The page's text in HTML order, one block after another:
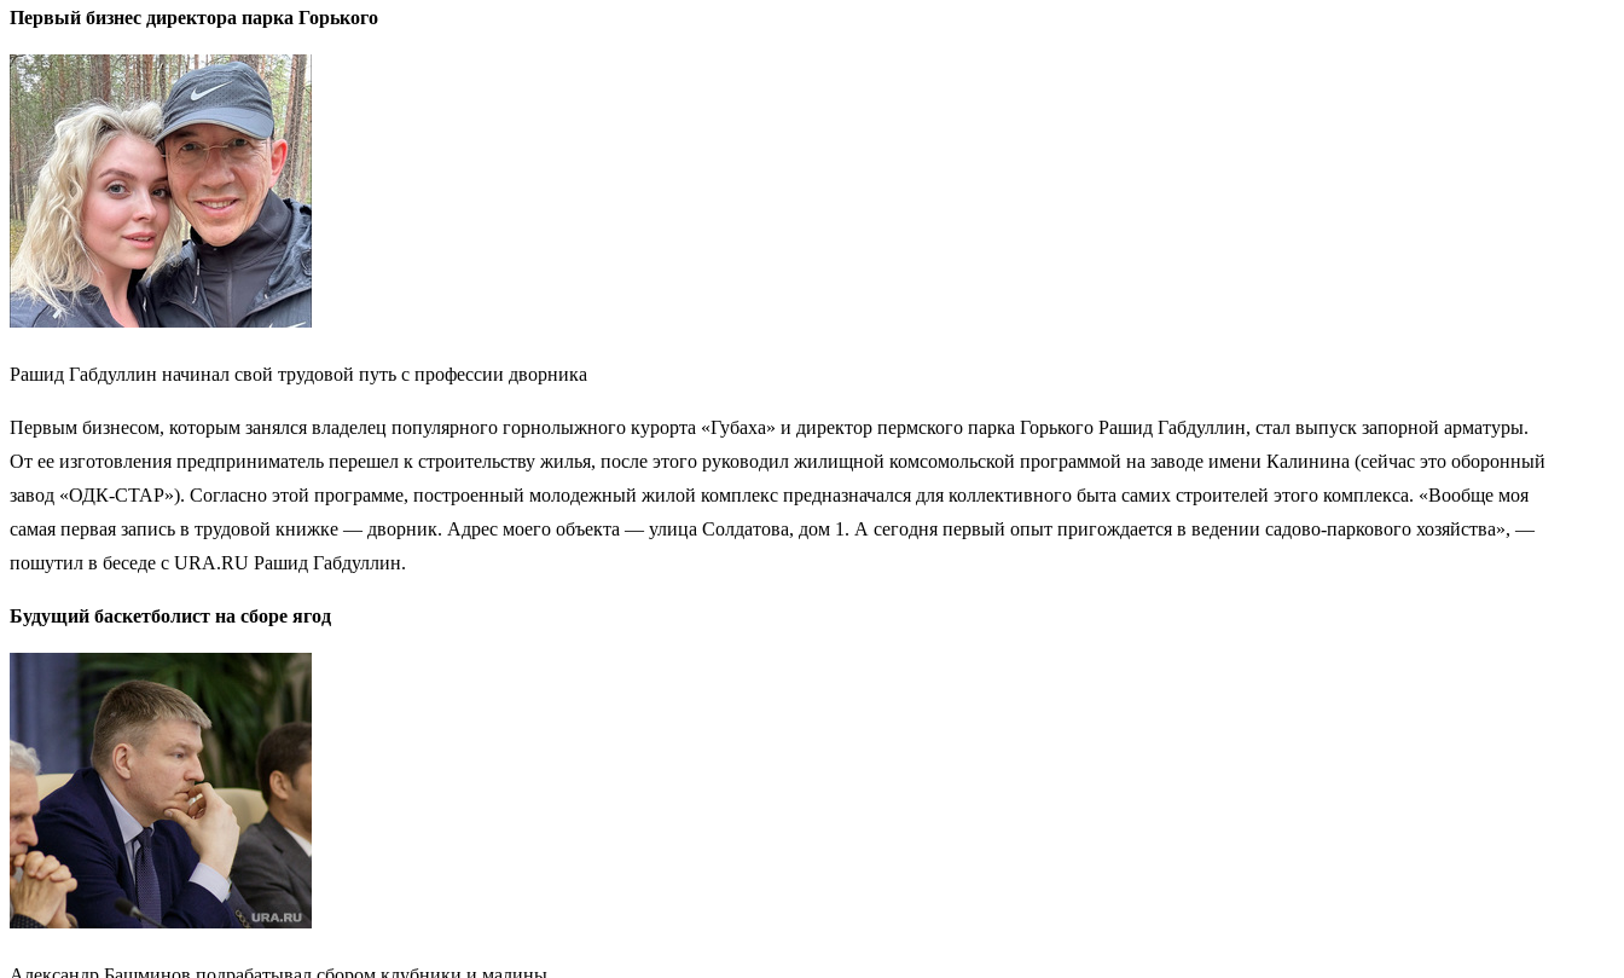
Первый бизнес директора парка Горького
Рашид Габдуллин начинал свой трудовой путь с профессии дворника
Первым бизнесом, которым занялся владелец популярного горнолыжного курорта «Губаха» и директор пермского парка Горького Рашид Габдуллин, стал выпуск запорной арматуры.
От ее изготовления предприниматель перешел к строительству жилья, после этого руководил жилищной комсомольской программой на заводе имени Калинина (сейчас это оборонный
завод «ОДК-СТАР»). Согласно этой программе, построенный молодежный жилой комплекс предназначался для коллективного быта самих строителей этого комплекса. «Вообще моя
самая первая запись в трудовой книжке — дворник. Адрес моего объекта — улица Солдатова, дом 1. А сегодня первый опыт пригождается в ведении садово-паркового хозяйства», —
пошутил в беседе с URA.RU Рашид Габдуллин.
Будущий баскетболист на сборе ягод